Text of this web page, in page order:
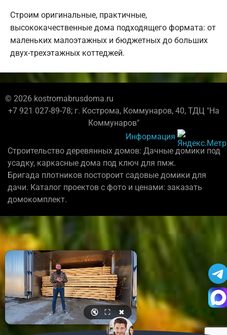
Строим оригинальные, практичные,
высококачественные дома подходящего формата: от
маленьких малоэтажных и бюджетных до больших
двух-трехэтажных коттеджей.
© 2026 kostromabrusdoma.ru
+7 921 027-89-78; г. Кострома, Коммунаров, 40, ТДЦ "На
Коммунаров"
Информация
Строительство деревянных домов: Дачные домики под
усадку, каркасные дома под ключ для пмж.
Бригада плотников постороит садовые домики для
дачи. Каталог проектов с фото и ценами: заказать
домокомплект.
🔇 ⛶ ✖